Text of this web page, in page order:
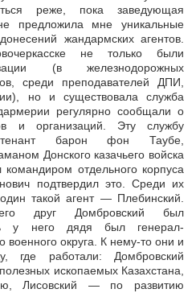
реже, пока заведующая
предложила мне уникальные
жандармских агентов.
не только были
(в железнодорожных
среди преподавателей ДПИ,
но и существовала служба
регулярно сообщали о
и организаций. Эту службу
барон фон Таубе,
Донского казачьего войска
отдельного корпуса
подтвердил это. Среди их
такой агент — Плебинский.
друг Домбровский был
у него дядя был генерал-
военного округа. К нему-то они и
где работали: Домбровский
ископаемых Казахстана,
Лисовский — по развитию